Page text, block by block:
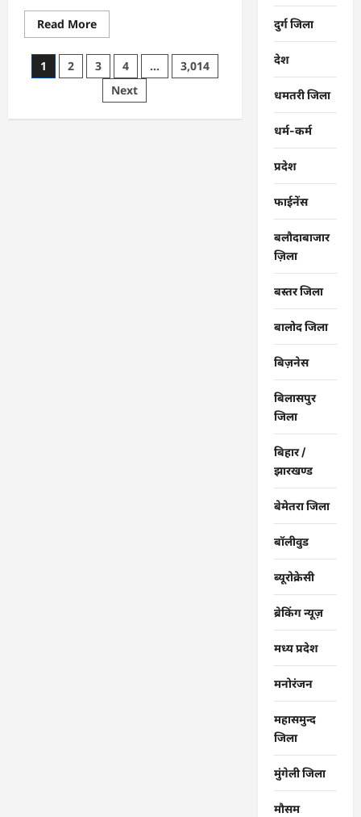
Read MoreRead
more
CG
:
समाज
एकजुटता
Posts
1 2 3 4 …
3,014
Next
दुर्ग जिला
देश
धमतरी जिला
धर्म-कर्म
प्रदेश
फाईनेंस
बलौदाबाजार
ज़िला
बस्तर जिला
बालोद जिला
बिज़नेस
बिलासपुर
जिला
बिहार /
झारखण्ड
बेमेतरा जिला
बॉलीवुड
ब्यूरोक्रेसी
ब्रेकिंग न्यूज़
मध्य प्रदेश
मनोरंजन
महासमुन्द
जिला
मुंगेली जिला
मौसम